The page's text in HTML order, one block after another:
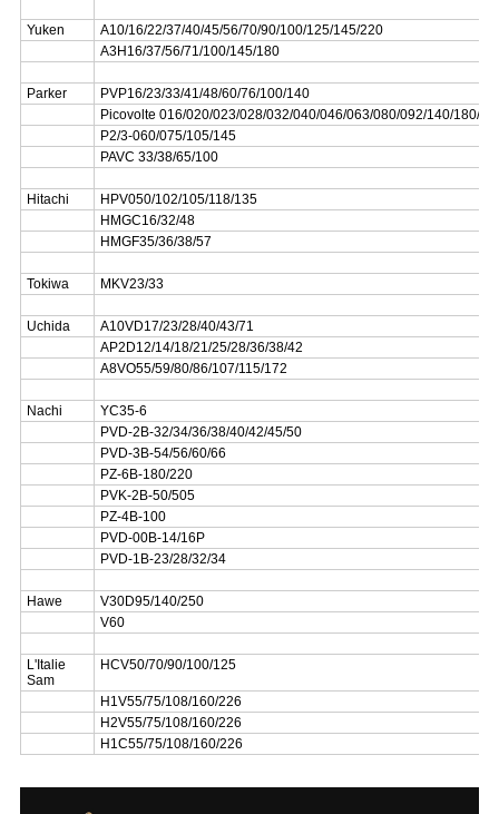
Yuken
A10/16/22/37/40/45/56/70/90/100/125/145/220
A3H16/37/56/71/100/145/180
Parker
PVP16/23/33/41/48/60/76/100/140
Picovolte 016/020/023/028/032/040/046/063/080/092/140/180/
P2/3-060/075/105/145
PAVC 33/38/65/100
Hitachi
HPV050/102/105/118/135
HMGC16/32/48
HMGF35/36/38/57
Tokiwa MKV23/33
Uchida
A10VD17/23/28/40/43/71
AP2D12/14/18/21/25/28/36/38/42
A8VO55/59/80/86/107/115/172
Nachi
YC35-6
PVD-2B-32/34/36/38/40/42/45/50
PVD-3B-54/56/60/66
PZ-6B-180/220
PVK-2B-50/505
PZ-4B-100
PVD-00B-14/16P
PVD-1B-23/28/32/34
Hawe
V30D95/140/250
V60
L'Italie
Sam
HCV50/70/90/100/125
H1V55/75/108/160/226
H2V55/75/108/160/226
H1C55/75/108/160/226